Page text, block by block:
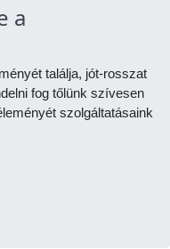
a
találja, jót-rosszat
fog tőlünk szívesen
szolgáltatásaink